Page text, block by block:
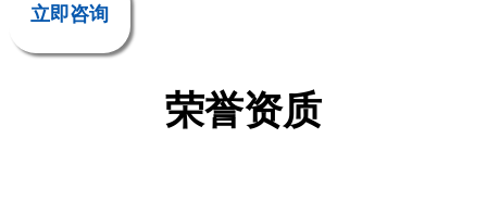
立即咨询
荣誉资质